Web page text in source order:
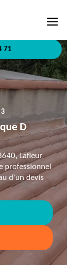
71
D
Lafleur
professionnel
d'un devis